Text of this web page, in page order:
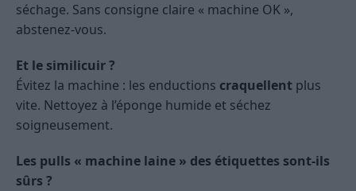
séchage. Sans consigne claire « machine OK »,
abstenez-vous.
Et le similicuir ?
Évitez la machine : les enductions craquellent plus
vite. Nettoyez à l’éponge humide et séchez
soigneusement.
Les pulls « machine laine » des étiquettes sont-ils
sûrs ?